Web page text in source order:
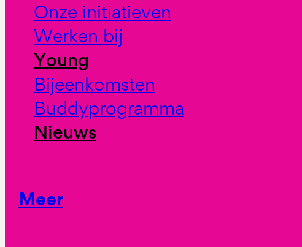
Onze initiatieven
Werken bij
Young
Bijeenkomsten
Buddyprogramma
Nieuws
Meer